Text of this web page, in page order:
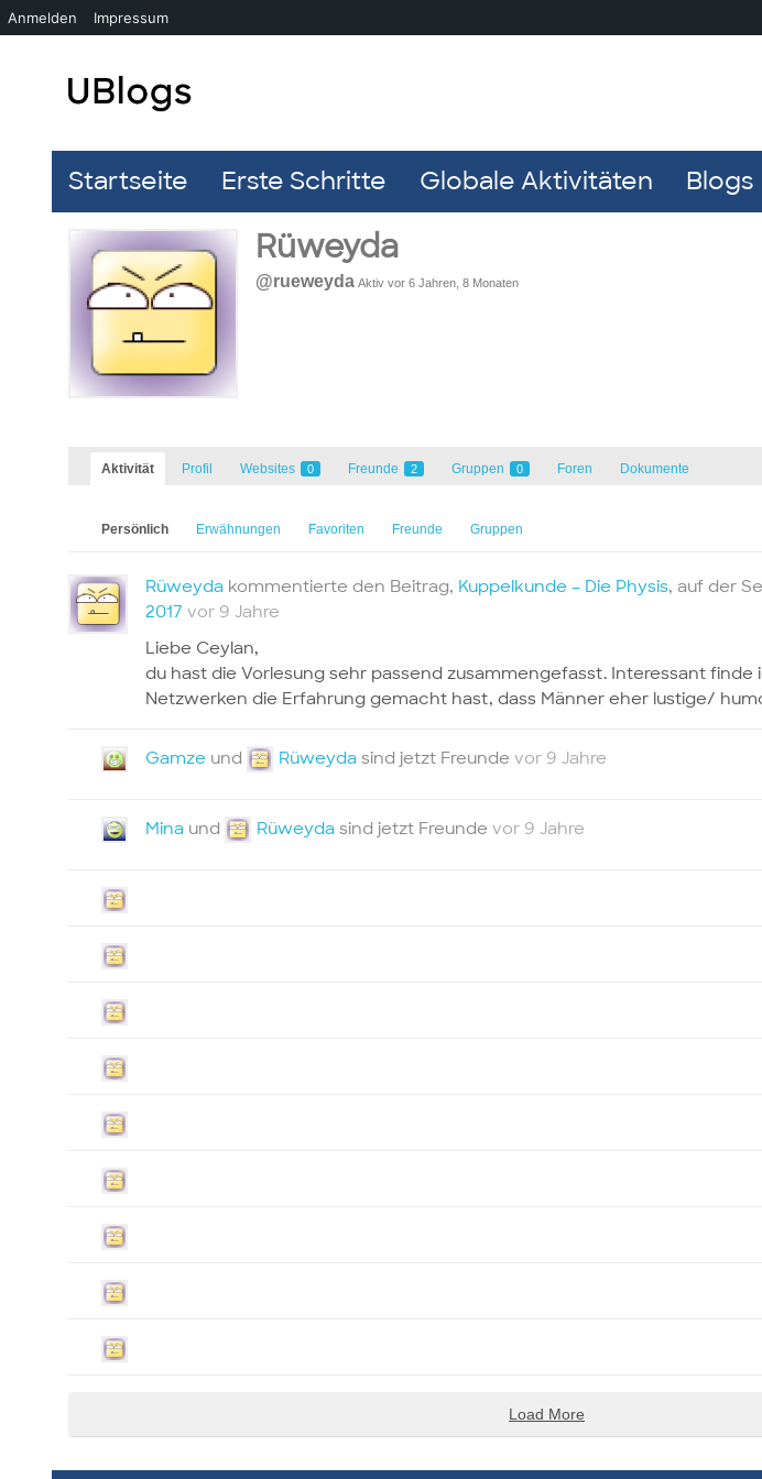
Startseite Erste Schritte Globale Aktivitäten Blogs
Rüweyda
@rueweyda Aktiv vor 6 Jahren, 8 Monaten
Aktivität Profil Websites 0 Freunde 2 Gruppen 0 Foren Dokumente
Persönlich Erwähnungen Favoriten Freunde Gruppen
Rüweyda kommentierte den Beitrag, Kuppelkunde – Die Physis, auf der
2017 vor 9 Jahre
Liebe Ceylan,
du hast die Vorlesung sehr passend zusammengefasst. Interessant finde
Netzwerken die Erfahrung gemacht hast, dass Männer eher lustige/
Gamze und Rüweyda sind jetzt Freunde vor 9 Jahre
Mina und Rüweyda sind jetzt Freunde vor 9 Jahre
Load More
Anmelden Impressum